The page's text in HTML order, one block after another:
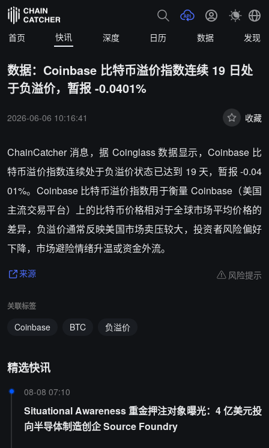
首页 快讯 深度 日历 数据 发现
数据：Coinbase 比特币溢价指数连续 19 日处
于负溢价，暂报 -0.0401%
2026-06-06 10:16:41 收藏
ChainCatcher 消息，据 Coinglass 数据显示，Coinbase 比
特币溢价指数连续处于负溢价状态已达到 19 天，暂报 -0.04
01%。Coinbase 比特币溢价指数用于衡量 Coinbase（美国
主流交易平台）上的比特币价格相对于全球市场平均价格的
差异，负溢价通常反映美国市场卖压较大，投资者风险偏好
下降，市场避险情绪升温或资金外流。
来源 风险提示
关联标签
Coinbase BTC 负溢价
精选快讯
08-08 07:10
Situational Awareness 重金押注对象曝光：4 亿美元投
向半导体制造创企 Source Foundry